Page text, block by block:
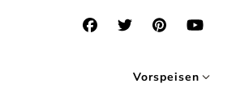
Vorspeisen